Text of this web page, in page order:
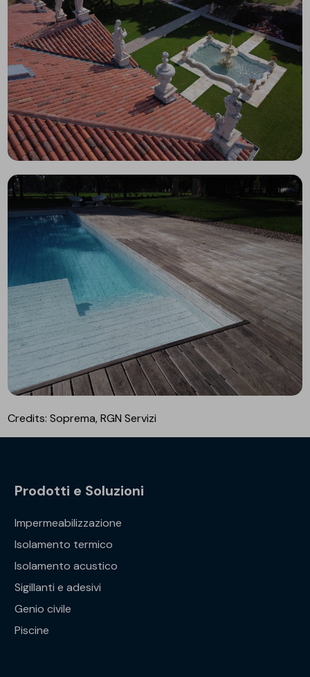
Credits: Soprema, RGN Servizi
Prodotti e Soluzioni
Impermeabilizzazione
Isolamento termico
Isolamento acustico
Sigillanti e adesivi
Genio civile
Piscine